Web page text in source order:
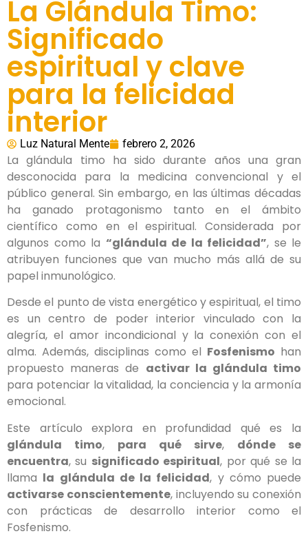
La Glándula Timo:
Significado
espiritual y clave
para la felicidad
interior
Luz Natural Mente febrero 2, 2026
La glándula timo ha sido durante años una gran
desconocida para la medicina convencional y el
público general. Sin embargo, en las últimas décadas
ha ganado protagonismo tanto en el ámbito
científico como en el espiritual. Considerada por
algunos como la “glándula de la felicidad”, se le
atribuyen funciones que van mucho más allá de su
papel inmunológico.
Desde el punto de vista energético y espiritual, el timo
es un centro de poder interior vinculado con la
alegría, el amor incondicional y la conexión con el
alma. Además, disciplinas como el Fosfenismo han
propuesto maneras de activar la glándula timo
para potenciar la vitalidad, la conciencia y la armonía
emocional.
Este artículo explora en profundidad qué es la
glándula timo, para qué sirve, dónde se
encuentra, su significado espiritual, por qué se la
llama la glándula de la felicidad, y cómo puede
activarse conscientemente, incluyendo su conexión
con prácticas de desarrollo interior como el
Fosfenismo.